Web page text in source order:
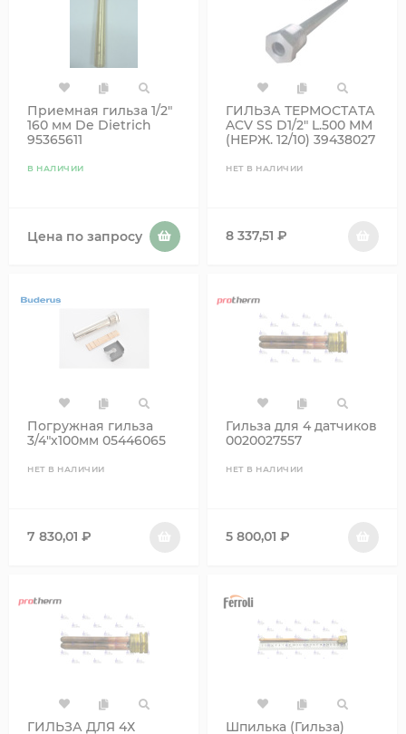
Приемная гильза 1/2"
160 мм De Dietrich
95365611
В НАЛИЧИИ
Цена по запросу
ГИЛЬЗА ТЕРМОСТАТА
ACV SS D1/2" L.500 ММ
(НЕРЖ. 12/10) 39438027
НЕТ В НАЛИЧИИ
8 337,51 ₽
Погружная гильза
3/4"х100мм 05446065
НЕТ В НАЛИЧИИ
7 830,01 ₽
Гильза для 4 датчиков
0020027557
НЕТ В НАЛИЧИИ
5 800,01 ₽
ГИЛЬЗА ДЛЯ 4Х
Шпилька (Гильза)